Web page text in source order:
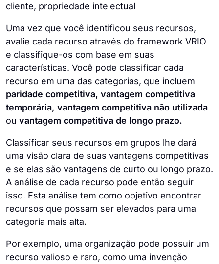
cliente, propriedade intelectual
Uma vez que você identificou seus recursos,
avalie cada recurso através do framework VRIO
e classifique-os com base em suas
características. Você pode classificar cada
recurso em uma das categorias, que incluem
paridade competitiva, vantagem competitiva
temporária, vantagem competitiva não utilizada
ou vantagem competitiva de longo prazo.
Classificar seus recursos em grupos lhe dará
uma visão clara de suas vantagens competitivas
e se elas são vantagens de curto ou longo prazo.
A análise de cada recurso pode então seguir
isso. Esta análise tem como objetivo encontrar
recursos que possam ser elevados para uma
categoria mais alta.
Por exemplo, uma organização pode possuir um
recurso valioso e raro, como uma invenção